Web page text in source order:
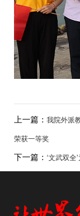
上一篇： 我院外派
荣获一等奖
下一篇： ‘文武双全